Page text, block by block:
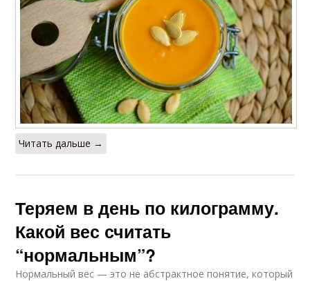
Читать дальше →
Теряем в день по килограмму.
Какой вес считать
“нормальным”?
Нормальный вес — это не абстрактное понятие, который